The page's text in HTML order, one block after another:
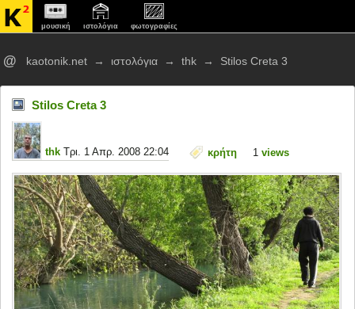
μουσική ιστολόγια φωτογραφίες
@ kaotonik.net → ιστολόγια → thk → Stilos Creta 3
Stilos Creta 3
thk Τρι. 1 Απρ. 2008 22:04 κρήτη 1 views